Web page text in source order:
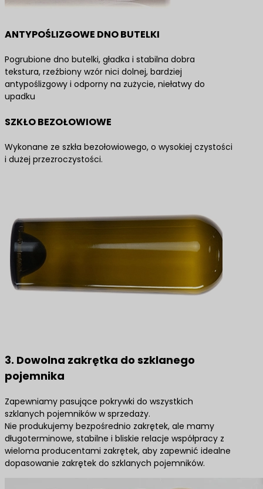
ANTYPOŚLIZGOWE DNO BUTELKI
Pogrubione dno butelki, gładka i stabilna dobra
tekstura, rzeźbiony wzór nici dolnej, bardziej
antypoślizgowy i odporny na zużycie, niełatwy do
upadku
SZKŁO BEZOŁOWIOWE
Wykonane ze szkła bezołowiowego, o wysokiej czystości
i dużej przezroczystości.
3. Dowolna zakrętka do szklanego
pojemnika
Zapewniamy pasujące pokrywki do wszystkich
szklanych pojemników w sprzedaży.
Nie produkujemy bezpośrednio zakrętek, ale mamy
długoterminowe, stabilne i bliskie relacje współpracy z
wieloma producentami zakrętek, aby zapewnić idealne
dopasowanie zakrętek do szklanych pojemników.